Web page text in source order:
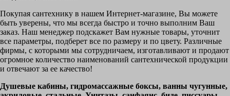
Покупая сантехнику в нашем Интернет-магазине, Вы можете
быть уверены, что мы всегда быстро и точно выполним Ваш
заказ. Наш менеджер подскажет Вам нужные товары, уточнит
все параметры, подберет все по размеру и по цвету. Различные
фирмы, с которыми мы сотрудничаем, изготавливают и продают
огромное количество наименований сантехнической продукции
и отвечают за ее качество!
Душевые кабины, гидромассажные боксы, ванны чугунные,